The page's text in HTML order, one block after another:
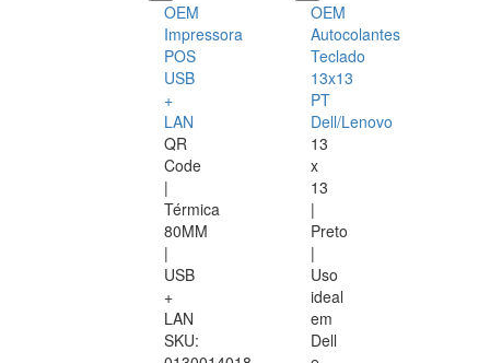
OEM
Impressora
POS
USB
+
LAN
QR
Code
|
Térmica
80MM
|
USB
+
LAN
SKU:
OEM
Autocolantes
Teclado
13x13
PT
Dell/Lenovo
13
x
13
|
Preto
|
Uso
ideal
em
Dell